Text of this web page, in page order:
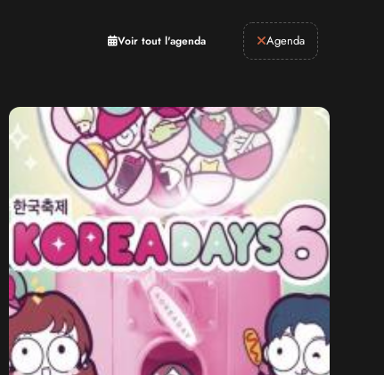
Voir tout l'agenda Agenda